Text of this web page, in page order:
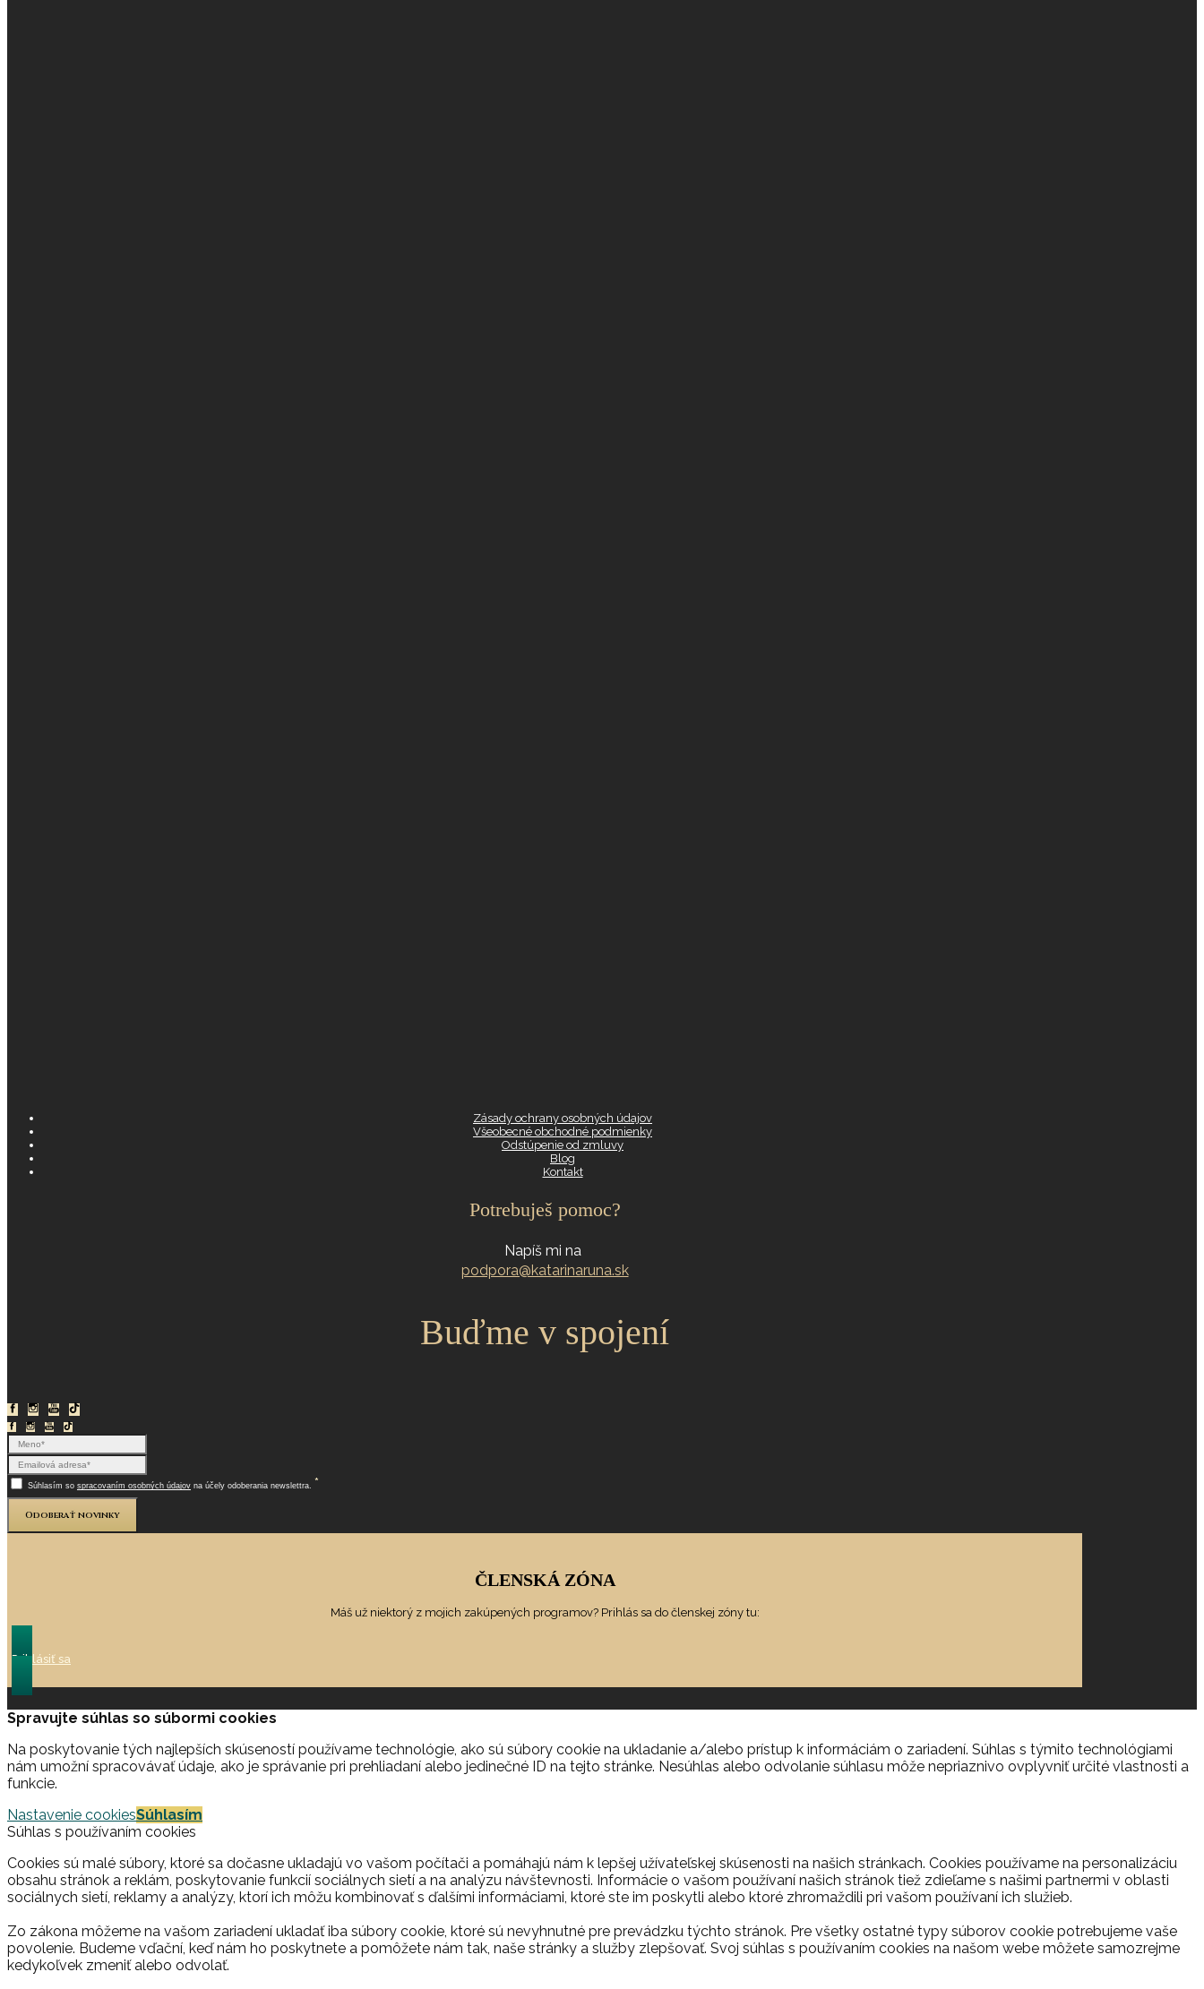
Zásady ochrany osobných údajov
Všeobecné obchodné podmienky
Odstúpenie od zmluvy
Blog
Kontakt
Potrebuješ pomoc?
Napíš mi na
podpora@katarinaruna.sk
Buďme v spojení
Súhlasím so spracovaním osobných údajov na účely odoberania newslettra. *
Odoberať novinky
ČLENSKÁ ZÓNA
Máš už niektorý z mojich zakúpených programov? Prihlás sa do členskej zóny tu:
Prihlásiť sa
Spravujte súhlas so súbormi cookies
Na poskytovanie tých najlepších skúseností používame technológie, ako sú súbory cookie na ukladanie a/alebo prístup k informáciám o zariadení. Súhlas s týmito technológiami
nám umožní spracovávať údaje, ako je správanie pri prehliadaní alebo jedinečné ID na tejto stránke. Nesúhlas alebo odvolanie súhlasu môže nepriaznivo ovplyvniť určité vlastnosti a
funkcie.
Nastavenie cookiesSúhlasím
Súhlas s používaním cookies
Cookies sú malé súbory, ktoré sa dočasne ukladajú vo vašom počítači a pomáhajú nám k lepšej užívateľskej skúsenosti na našich stránkach. Cookies používame na personalizáciu
obsahu stránok a reklám, poskytovanie funkcií sociálnych sietí a na analýzu návštevnosti. Informácie o vašom používaní našich stránok tiež zdieľame s našimi partnermi v oblasti
sociálnych sietí, reklamy a analýzy, ktorí ich môžu kombinovať s ďalšími informáciami, ktoré ste im poskytli alebo ktoré zhromaždili pri vašom používaní ich služieb.
Zo zákona môžeme na vašom zariadení ukladať iba súbory cookie, ktoré sú nevyhnutné pre prevádzku týchto stránok. Pre všetky ostatné typy súborov cookie potrebujeme vaše
povolenie. Budeme vďační, keď nám ho poskytnete a pomôžete nám tak, naše stránky a služby zlepšovať. Svoj súhlas s používaním cookies na našom webe môžete samozrejme
kedykoľvek zmeniť alebo odvolať.